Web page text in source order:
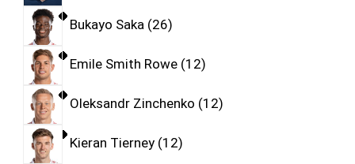
Bukayo Saka 26
Emile Smith Rowe 12
Oleksandr Zinchenko 12
Kieran Tierney 12